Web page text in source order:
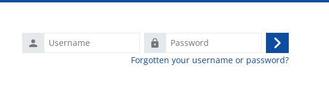
Username
Password
Log
in
Forgotten your username or password?